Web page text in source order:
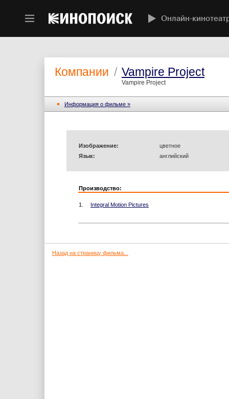
Онлайн-
Компании / Vampire Project
Vampire Project
Информация o фильме »
Изображение:
цветное
Язык:
английский
Производство:
1. Integral Motion Pictures
Назад на страницу фильма...